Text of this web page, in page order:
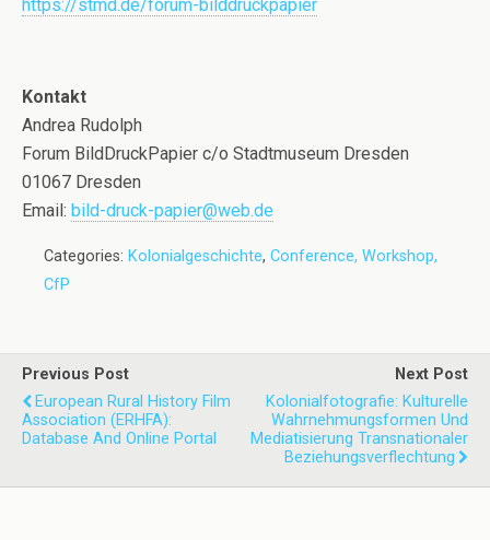
https://stmd.de/forum-bilddruckpapier
Kontakt
Andrea Rudolph
Forum BildDruckPapier c/o Stadtmuseum Dresden
01067 Dresden
Email: bild-druck-papier@web.de
Categories: Kolonialgeschichte, Conference, Workshop,
CfP
Previous Post
European Rural History Film
Association (ERHFA):
Database And Online Portal
Next Post
Kolonialfotografie: Kulturelle
Wahrnehmungsformen Und
Mediatisierung Transnationaler
Beziehungsverflechtung